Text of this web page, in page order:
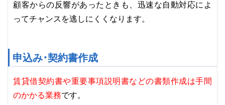
顧客からの反響があったときも、迅速な自動対応によ
ってチャンスを逃しにくくなります。
申込み･契約書作成
賃貸借契約書や重要事項説明書などの書類作成は手間
のかかる業務です。